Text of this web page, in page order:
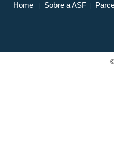
Home Sobre a ASF